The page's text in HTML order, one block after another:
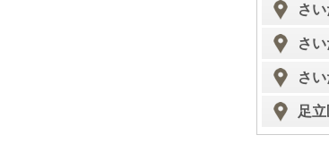
さ
さ
さ
足